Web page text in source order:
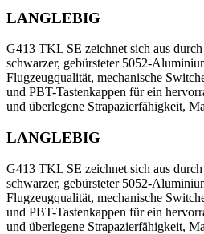
LANGLEBIG
G413 TKL SE zeichnet sich aus durch
schwarzer, gebürsteter 5052-
Flugzeugqualität, mechanische
und PBT-Tastenkappen für ein
und überlegene Strapazierfähigkeit,
LANGLEBIG
G413 TKL SE zeichnet sich aus durch
schwarzer, gebürsteter 5052-
Flugzeugqualität, mechanische
und PBT-Tastenkappen für ein
und überlegene Strapazierfähigkeit,